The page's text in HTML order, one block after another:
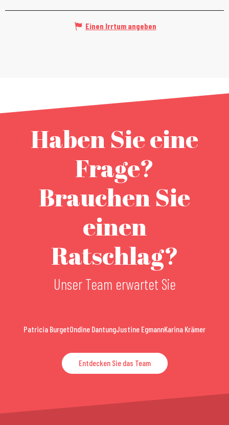
Einen Irrtum angeben
Haben Sie eine
Frage?
Brauchen Sie
einen
Ratschlag?
Unser Team erwartet Sie
Patricia BurgetOndine DantungJustine EgmannKarina Krämer
Entdecken Sie das Team